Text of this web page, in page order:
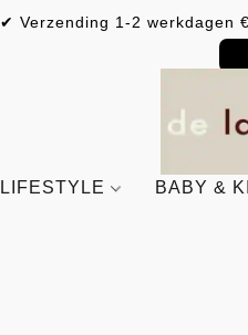
✔ Verzending 1-2
LIFESTYLE BABY &